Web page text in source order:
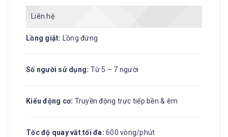
Liên hệ
Lồng giặt: Lồng đứng
Số người sử dụng: Từ 5 – 7 người
Kiểu động cơ: Truyền động trực tiếp bền & êm
Tốc độ quay vắt tối đa: 600 vòng/phút